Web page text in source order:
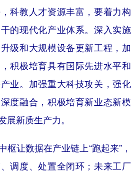
科教人才资源丰富，要着力构
的现代化产业体系。深入实施
级和大规模设备更新工程，加
积极培育具有国际先进水平和
业。加强重大科技攻关，强化
度融合，积极培育新业态新模
新质生产力。
数据在产业链上“跑起来”，
调度、处置全闭环；未来工厂